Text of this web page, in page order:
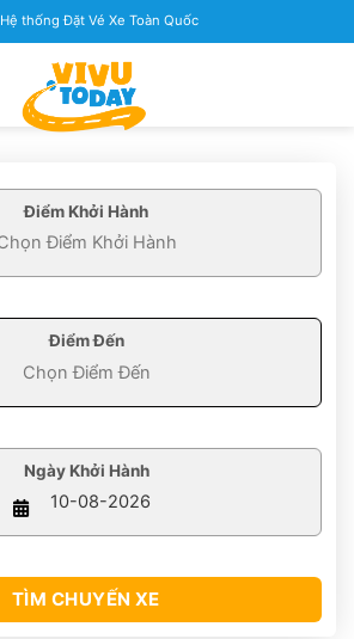
Hệ thống Đặt Vé Xe Toàn Quốc
Điểm Khởi Hành
Điểm Đến
Ngày Khởi Hành
TÌM CHUYẾN XE